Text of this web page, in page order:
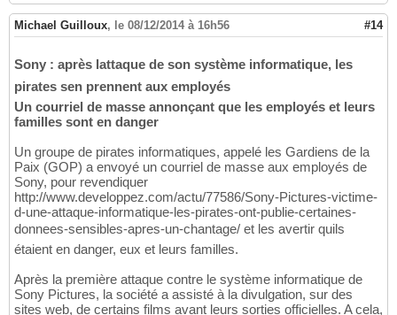
Michael Guilloux, le 08/12/2014 à 16h56 #14
Sony : après lattaque de son système informatique, les
pirates sen prennent aux employés
Un courriel de masse annonçant que les employés et leurs
familles sont en danger
Un groupe de pirates informatiques, appelé les Gardiens de la
Paix (GOP) a envoyé un courriel de masse aux employés de
Sony, pour revendiquer
http://www.developpez.com/actu/77586/Sony-Pictures-victime-
d-une-attaque-informatique-les-pirates-ont-publie-certaines-
donnees-sensibles-apres-un-chantage/ et les avertir quils
étaient en danger, eux et leurs familles.
Après la première attaque contre le système informatique de
Sony Pictures, la société a assisté à la divulgation, sur des
sites web, de certains films avant leurs sorties officielles. A cela,